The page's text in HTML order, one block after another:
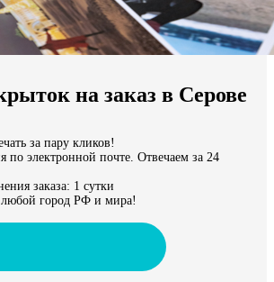
мируна заказ в Серове
за пару кликов!
по электронной почте. Отвечаем за 24
заказа: 1 сутки
город РФ и мира!